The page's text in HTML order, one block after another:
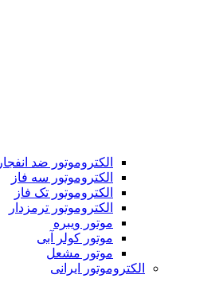
الکتروموتور ضد انفجار
الکتروموتور سه فاز
الکتروموتور تک فاز
الکتروموتور ترمزدار
موتور ویبره
موتور کولر آبی
موتور مشعل
الکتروموتور ایرانی